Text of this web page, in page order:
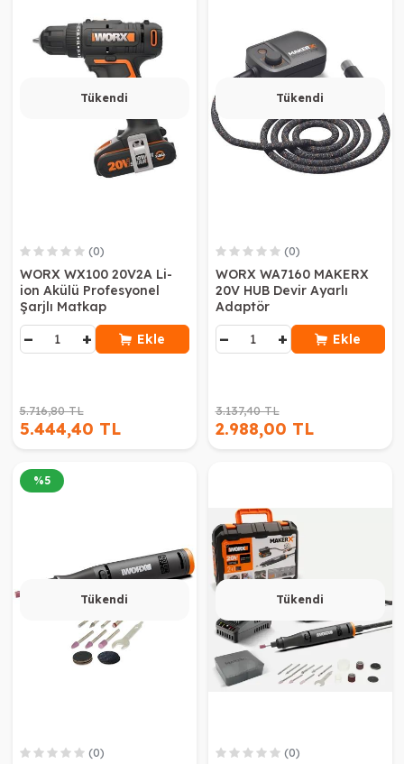
Tükendi
(0)
WORX WX100 20V2A Li-
ion Akülü Profesyonel
Şarjlı Matkap
− + Ekle
5.716,80 TL
5.444,40 TL
Tükendi
(0)
WORX WA7160 MAKERX
20V HUB Devir Ayarlı
Adaptör
− + Ekle
3.137,40 TL
2.988,00 TL
Tükendi
%5
(0)
Tükendi
(0)